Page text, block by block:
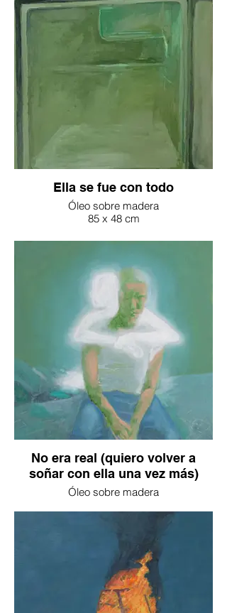
Ella se fue con todo
Óleo sobre madera
85 x 48 cm
No era real (quiero volver a
soñar con ella una vez más)
Óleo sobre madera